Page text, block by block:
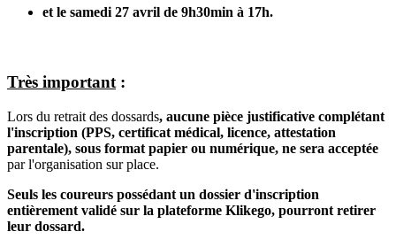
et le samedi 27 avril de 9h30min à 17h.
Très important :
Lors du retrait des dossards, aucune pièce justificative complétant
l'inscription (PPS, certificat médical, licence, attestation
parentale), sous format papier ou numérique, ne sera acceptée
par l'organisation sur place.
Seuls les coureurs possédant un dossier d'inscription
entièrement validé sur la plateforme Klikego, pourront retirer
leur dossard.